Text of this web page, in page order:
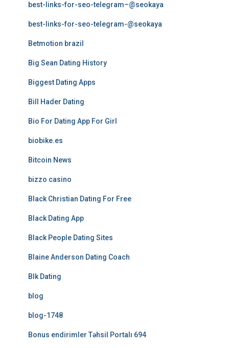
best-links-for-seo-telegram–@seokaya
best-links-for-seo-telegram-@seokaya
Betmotion brazil
Big Sean Dating History
Biggest Dating Apps
Bill Hader Dating
Bio For Dating App For Girl
biobike.es
Bitcoin News
bizzo casino
Black Christian Dating For Free
Black Dating App
Black People Dating Sites
Blaine Anderson Dating Coach
Blk Dating
blog
blog-1748
Bonus endirimler Təhsil Portalı 694